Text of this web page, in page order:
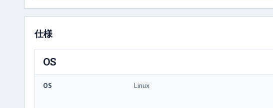
仕様
OS
OS Linux